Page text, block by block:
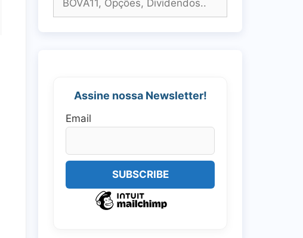
Assine nossa Newsletter!
Email